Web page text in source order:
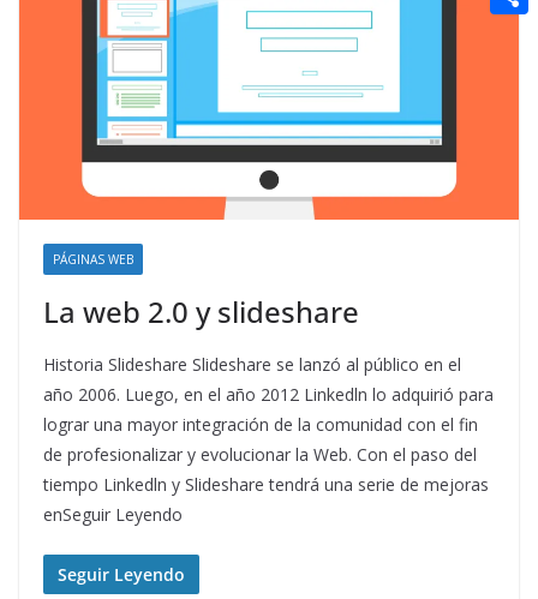
PÁGINAS WEB
La web 2.0 y slideshare
Historia Slideshare Slideshare se lanzó al público en el
año 2006. Luego, en el año 2012 Linkedln lo adquirió para
lograr una mayor integración de la comunidad con el fin
de profesionalizar y evolucionar la Web. Con el paso del
tiempo Linkedln y Slideshare tendrá una serie de mejoras
enSeguir Leyendo
Seguir Leyendo
n
a
r